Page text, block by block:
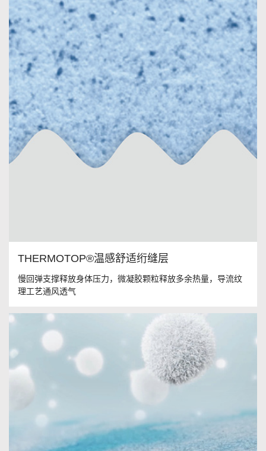
THERMOTOP®温感舒适绗缝层
慢回弹支撑释放身体压力，微凝胶颗粒释放多余热量，导流纹
理工艺通风透气